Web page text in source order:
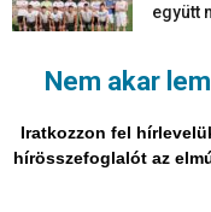
Nem akar
Iratkozzon fel
hírösszefoglalót az
együtt
2026-08-